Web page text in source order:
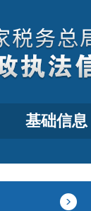
基础信息